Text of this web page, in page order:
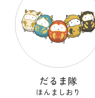
だるま隊
ほんましおり